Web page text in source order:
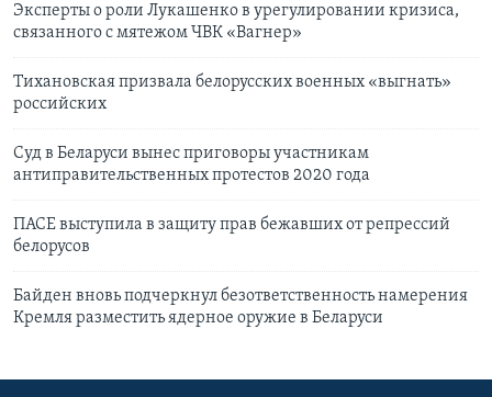
Эксперты о роли Лукашенко в урегулировании кризиса,
связанного с мятежом ЧВК «Вагнер»
Тихановская призвала белорусских военных «выгнать»
российских
Суд в Беларуси вынес приговоры участникам
антиправительственных протестов 2020 года
ПАСЕ выступила в защиту прав бежавших от репрессий
белорусов
Байден вновь подчеркнул безответственность намерения
Кремля разместить ядерное оружие в Беларуси